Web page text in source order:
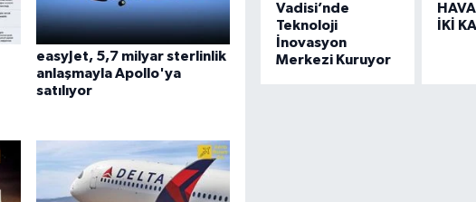
easyJet, 5,7 milyar sterlinlik
anlaşmayla Apollo'ya
satılıyor
Vadisi’nde
Teknoloji
İnovasyon
Merkezi Kuruyor
İKİ